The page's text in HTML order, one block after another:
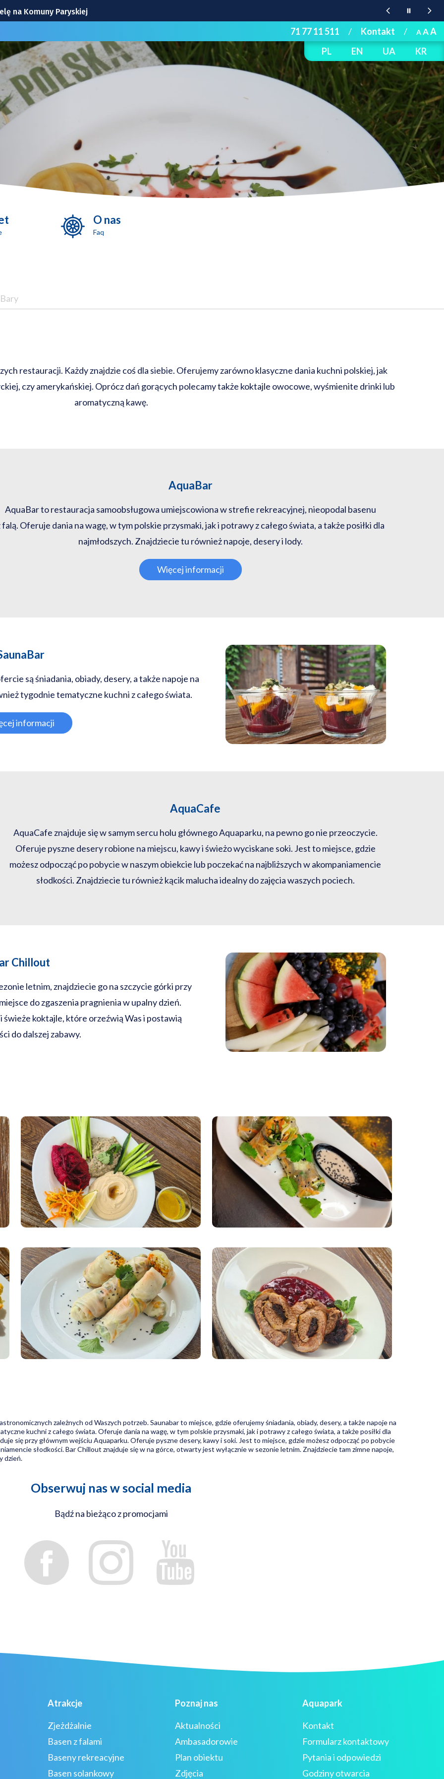
na Komuny Paryskiej
się 4 samochody
W Rynku do niedzieli trwa Wrocławska Feta [ZDJĘCIA]
będą już problemem
71 77 11 511 / Kontakt / AAA
PL
EN UA KR
O nas
Faq
restauracji. Każdy znajdzie coś dla siebie. Oferujemy zarówno klasyczne dania kuchni polskiej, jak
czy amerykańskiej. Oprócz dań gorących polecamy także koktajle owocowe, wyśmienite drinki lub
aromatyczną kawę.
AquaBar
AquaBar to restauracja samoobsługowa umiejscowiona w strefie rekreacyjnej, nieopodal basenu
falą. Oferuje dania na wagę, w tym polskie przysmaki, jak i potrawy z całego świata, a także posiłki dla
najmłodszych. Znajdziecie tu również napoje, desery i lody.
Więcej informacji
są śniadania, obiady, desery, a także napoje na
tygodnie tematyczne kuchni z całego świata.
informacji
AquaCafe
AquaCafe znajduje się w samym sercu holu głównego Aquaparku, na pewno go nie przeoczycie.
Oferuje pyszne desery robione na miejscu, kawy i świeżo wyciskane soki. Jest to miejsce, gdzie
możesz odpocząć po pobycie w naszym obiekcie lub poczekać na najbliższych w akompaniamencie
słodkości. Znajdziecie tu również kącik malucha idealny do zajęcia waszych pociech.
Chillout
letnim, znajdziecie go na szczycie górki przy
do zgaszenia pragnienia w upalny dzień.
świeże koktajle, które orzeźwią Was i postawią
do dalszej zabawy.
zależnych od Waszych potrzeb. Saunabar to miejsce, gdzie oferujemy śniadania, obiady, desery, a także napoje na
kuchni z całego świata. Oferuje dania na wagę, w tym polskie przysmaki, jak i potrawy z całego świata, a także posiłki dla
się przy głównym wejściu Aquaparku. Oferuje pyszne desery, kawy i soki. Jest to miejsce, gdzie możesz odpocząć po pobycie
słodkości. Bar Chillout znajduje się w na górce, otwarty jest wyłącznie w sezonie letnim. Znajdziecie tam zimne napoje,
dzień.
Obserwuj nas w social media
Bądź na bieżąco z promocjami
Atrakcje
Zjeżdżalnie
Basen z falami
Baseny rekreacyjne
Basen solankowy
Poznaj nas
Aktualności
Ambasadorowie
Plan obiektu
Zdjęcia
Aquapark
Kontakt
Formularz kontaktowy
Pytania i odpowiedzi
Godziny otwarcia